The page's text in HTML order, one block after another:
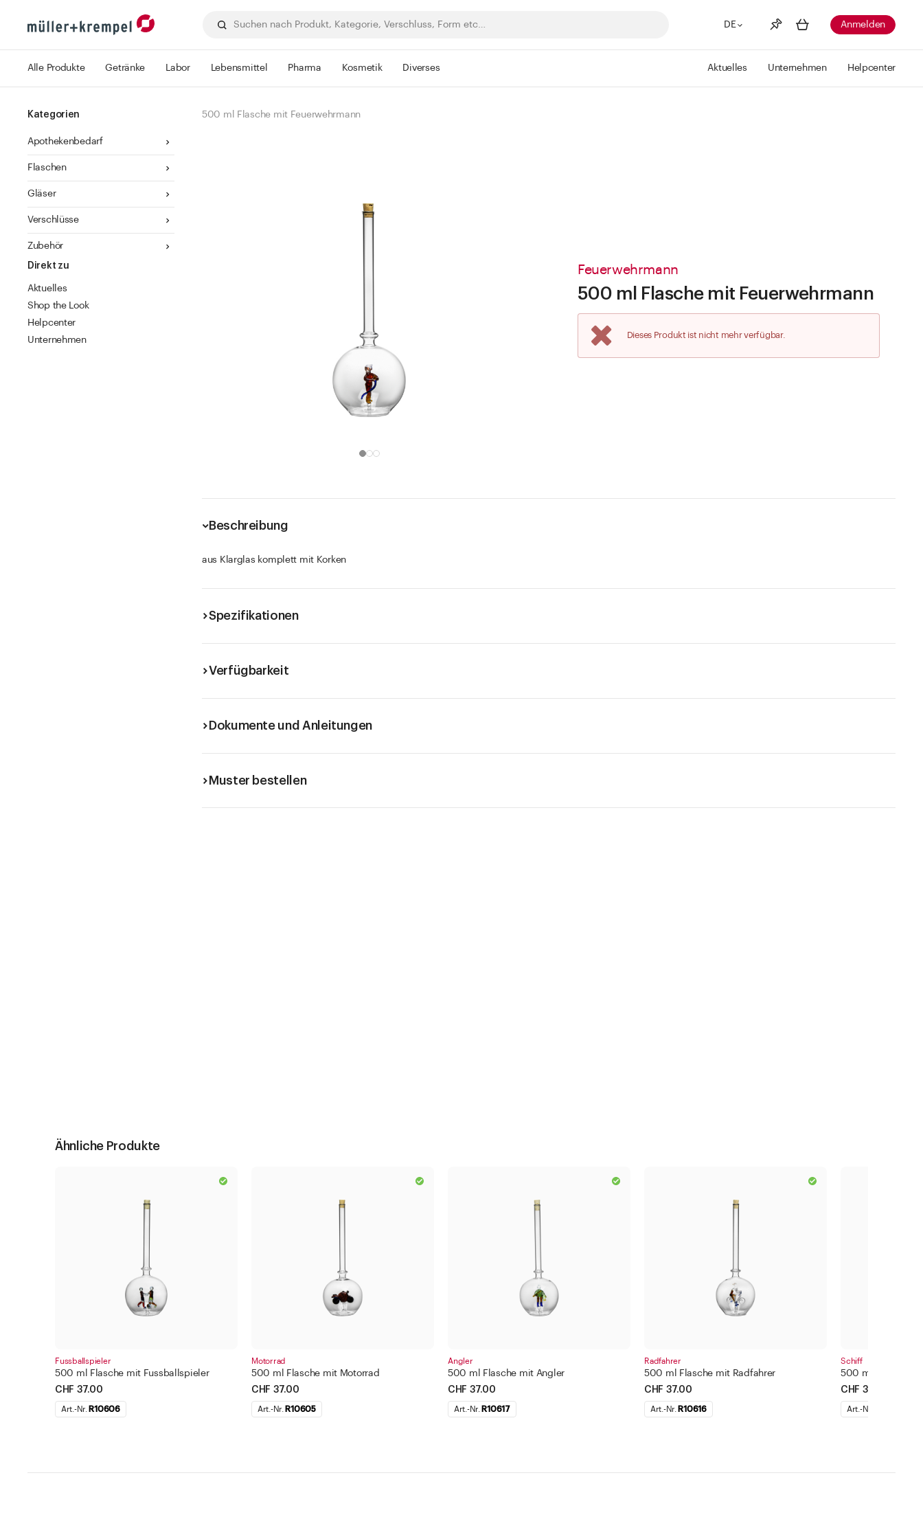
DE
Merkliste Mehr anzeigen
Anmelden
Alle Produkte Getränke Labor Lebensmittel Pharma Kosmetik Diverses Aktuelles Unternehmen Helpcenter
Kategorien
Apothekenbedarf
Flaschen
Gläser
Verschlüsse
Zubehör
Direkt zu
Aktuelles
Shop the Look
Helpcenter
Unternehmen
500 ml Flasche mit Feuerwehrmann
Feuerwehrmann
500 ml Flasche mit Feuerwehrmann
Dieses Produkt ist nicht mehr verfügbar.
Beschreibung
aus Klarglas komplett mit Korken
Spezifikationen
Verfügbarkeit
Dokumente und Anleitungen
Muster bestellen
Ähnliche Produkte
Fussballspieler
500 ml Flasche mit Fussballspieler
CHF 37.00
Art.-Nr. R10606
Motorrad
500 ml Flasche mit Motorrad
CHF 37.00
Art.-Nr. R10605
Angler
500 ml Flasche mit Angler
CHF 37.00
Art.-Nr. R10617
Radfahrer
500 ml Flasche mit Radfahrer
CHF 37.00
Art.-Nr. R10616
Schiff
500 ml Flasche
CHF 37.00
Art.-Nr.